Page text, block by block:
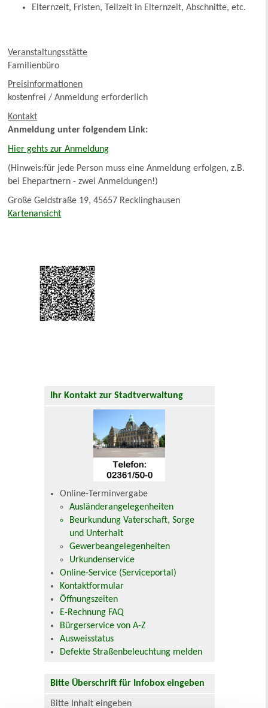
Elternzeit, Fristen, Teilzeit in Elternzeit, Abschnitte, etc.
Veranstaltungsstätte
Familienbüro
Preisinformationen
kostenfrei / Anmeldung erforderlich
Kontakt
Anmeldung unter folgendem Link:
Hier gehts zur Anmeldung
(Hinweis:für jede Person muss eine Anmeldung erfolgen, z.B.
bei Ehepartnern - zwei Anmeldungen!)
Große Geldstraße 19, 45657 Recklinghausen
Kartenansicht
Ihr Kontakt zur Stadtverwaltung
Online-Terminvergabe
Ausländerangelegenheiten
Beurkundung Vaterschaft, Sorge
und Unterhalt
Gewerbeangelegenheiten
Urkundenservice
Online-Service (Serviceportal)
Kontaktformular
Öffnungszeiten
E-Rechnung FAQ
Bürgerservice von A-Z
Ausweisstatus
Defekte Straßenbeleuchtung melden
Bitte Überschrift für Infobox eingeben
Bitte Inhalt eingeben